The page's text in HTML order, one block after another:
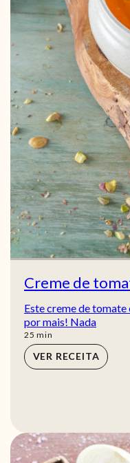
Creme de
Este creme de
por mais! Nada
25 min
min
VER RECEITA